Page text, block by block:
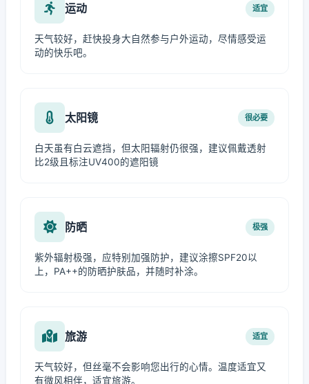
运动 适宜
天气较好，赶快投身大自然参与户外运动，尽情感受运
动的快乐吧。
太阳镜 很必要
白天虽有白云遮挡，但太阳辐射仍很强，建议佩戴透射
比2级且标注UV400的遮阳镜
防晒 极强
紫外辐射极强，应特别加强防护，建议涂擦SPF20以
上，PA++的防晒护肤品，并随时补涂。
旅游 适宜
天气较好，但丝毫不会影响您出行的心情。温度适宜又
有微风相伴，适宜旅游。